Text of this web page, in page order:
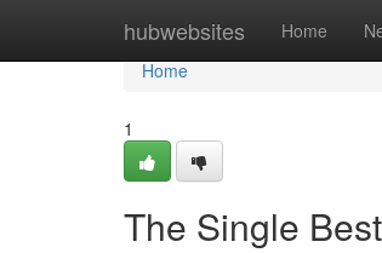
hubwebsites Home
Home
Home
1
The Single